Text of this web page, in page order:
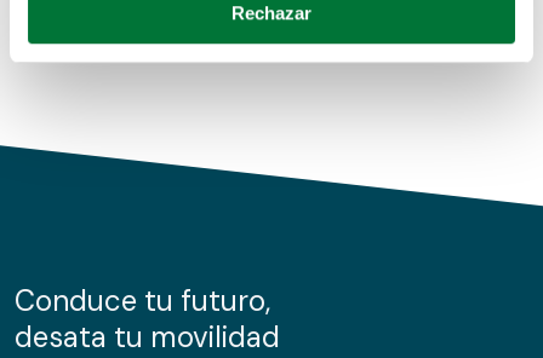
Obtenga más información sobre cómo se procesan sus
de cookies.
información sobre el uso que haga del sitio web con
nuestros partners de redes sociales, publicidad y análisis
Rechazar
Conduce tu futuro,
desata tu movilidad